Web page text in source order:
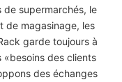
supermarchés, le
de magasinage, les
garde toujours à
des clients
des échanges